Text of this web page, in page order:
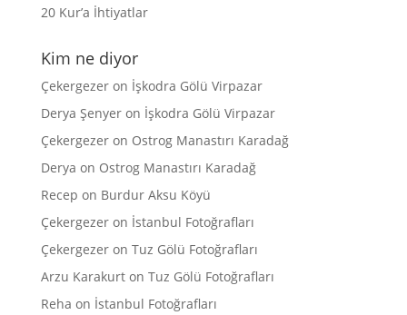
20 Kur’a İhtiyatlar
Kim ne diyor
Çekergezeron İşkodra Gölü Virpazar
Derya Şenyeron İşkodra Gölü Virpazar
Çekergezeron Ostrog Manastırı Karadağ
Derya on Ostrog Manastırı Karadağ
Recep on Burdur Aksu Köyü
Çekergezeron İstanbul Fotoğrafları
Çekergezeron Tuz Gölü Fotoğrafları
Arzu Karakurton Tuz Gölü Fotoğrafları
Reha on İstanbul Fotoğrafları